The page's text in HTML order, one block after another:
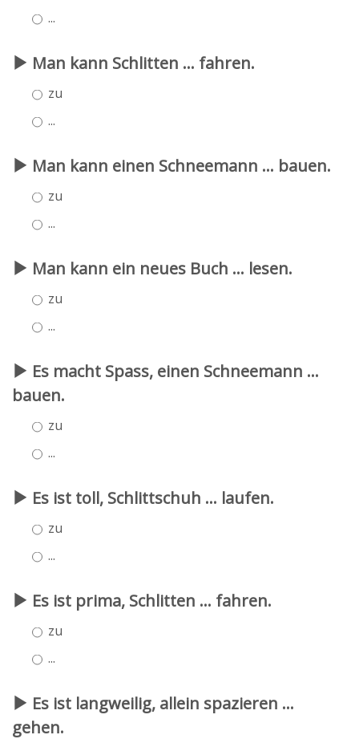
...
Man kann Schlitten ... fahren.
zu
...
Man kann einen Schneemann ... bauen.
zu
...
Man kann ein neues Buch ... lesen.
zu
...
Es macht Spass, einen Schneemann ...
bauen.
zu
...
Es ist toll, Schlittschuh ... laufen.
zu
...
Es ist prima, Schlitten ... fahren.
zu
...
Es ist langweilig, allein spazieren ...
gehen.